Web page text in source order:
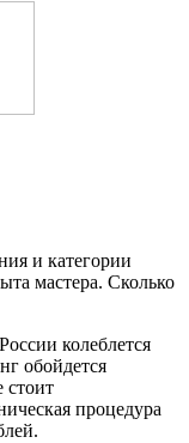
и категории
мастера. Сколько
колеблется
обойдется
стоит
процедура